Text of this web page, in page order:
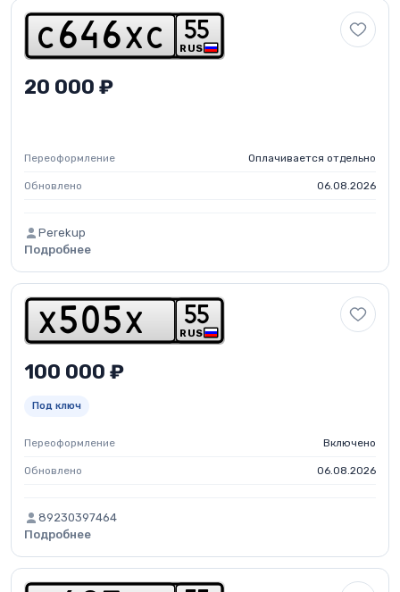
c 6 4 6 x c RUS
55
20 000 ₽
Переоформление Оплачивается отдельно
Обновлено 06.08.2026
Perekup
Подробнее
x 5 0 5 x RUS
55
100 000 ₽
Под ключ
Переоформление Включено
Обновлено 06.08.2026
89230397464
Подробнее